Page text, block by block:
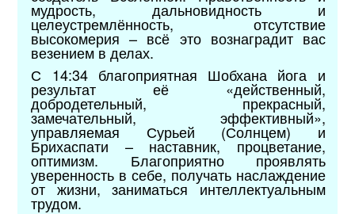
мудрость, дальновидность и
целеустремлённость, отсутствие
высокомерия – всё это вознаградит вас
везением в делах.
С 14:34 благоприятная Шобхана йога и
результат её «действенный,
добродетельный, прекрасный,
замечательный, эффективный»,
управляемая Сурьей (Солнцем) и
Брихаспати – наставник, процветание,
оптимизм. Благоприятно проявлять
уверенность в себе, получать наслаждение
от жизни, заниматься интеллектуальным
трудом.